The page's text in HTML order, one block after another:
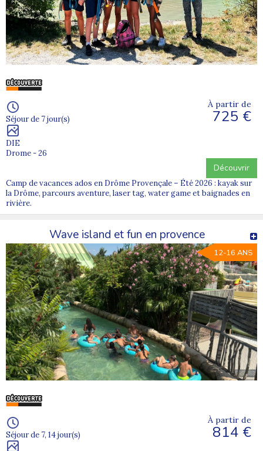
Séjour de 7 jour(s)
DIE
Drome - 26
À partir de
725 €
Découvrir
Camp de vacances ados en Drôme Provençale – Été 2026 : kayak sur
la Drôme, parcours aventure, laser tag, water game et baignades en
rivière.
Wave island et fun en provence
12-16 ANS
Séjour de 7, 14 jour(s)
À partir de
814 €